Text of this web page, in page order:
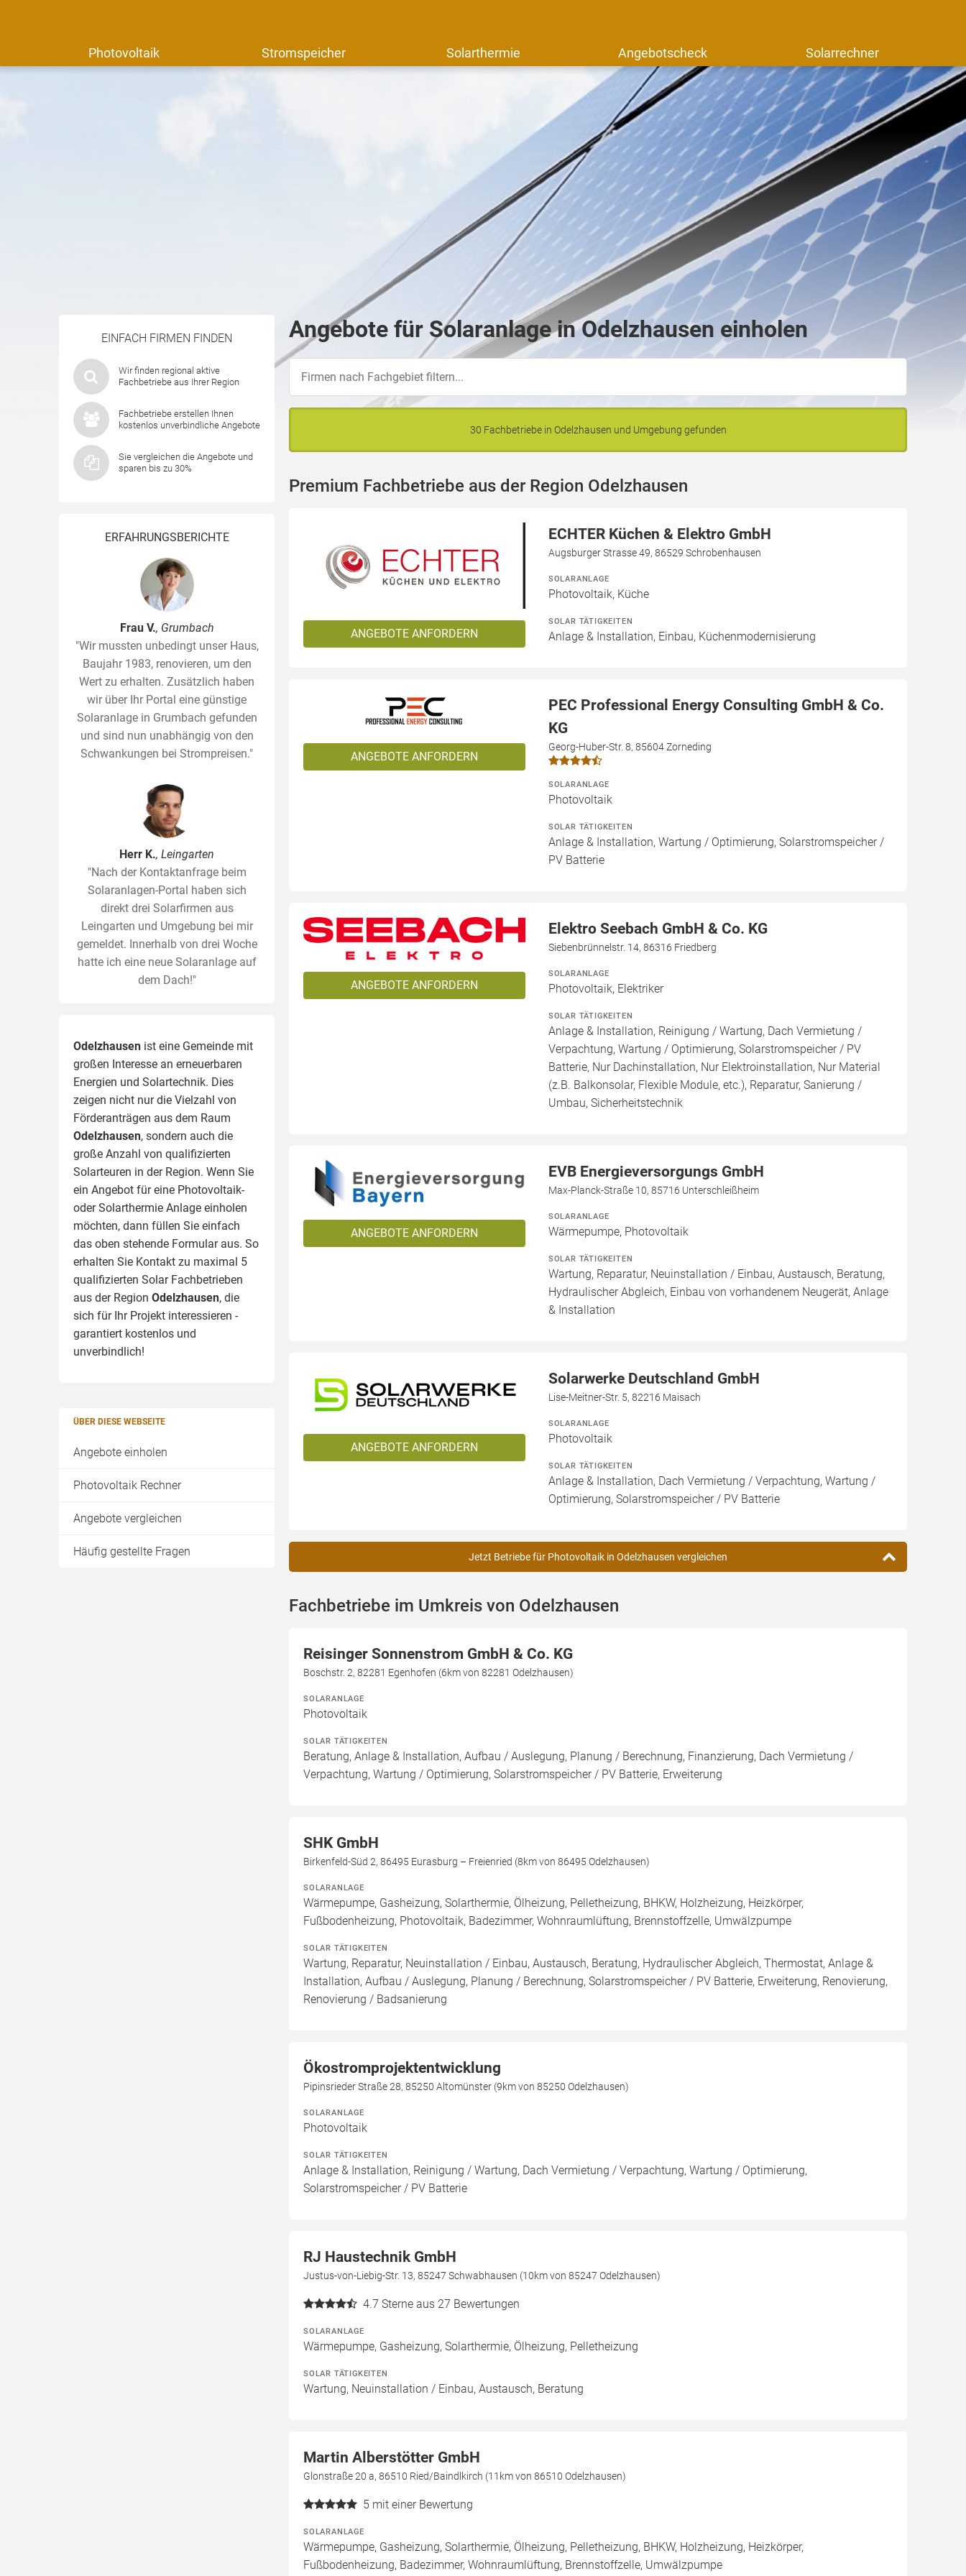
Photovoltaik Stromspeicher Solarthermie Angebotscheck Solarrechner
EINFACH FIRMEN FINDEN
Wir finden regional aktive
Fachbetriebe aus Ihrer Region
Fachbetriebe erstellen Ihnen
kostenlos unverbindliche Angebote
Sie vergleichen die Angebote und
sparen bis zu 30%
ERFAHRUNGSBERICHTE
Frau V., Grumbach
"Wir mussten unbedingt unser Haus,
Baujahr 1983, renovieren, um den
Wert zu erhalten. Zusätzlich haben
wir über Ihr Portal eine günstige
Solaranlage in Grumbach gefunden
und sind nun unabhängig von den
Schwankungen bei Strompreisen."
Herr K., Leingarten
"Nach der Kontaktanfrage beim
Solaranlagen-Portal haben sich
direkt drei Solarfirmen aus
Leingarten und Umgebung bei mir
gemeldet. Innerhalb von drei Woche
hatte ich eine neue Solaranlage auf
dem Dach!"
Odelzhausen ist eine Gemeinde mit
großen Interesse an erneuerbaren
Energien und Solartechnik. Dies
zeigen nicht nur die Vielzahl von
Förderanträgen aus dem Raum
Odelzhausen, sondern auch die
große Anzahl von qualifizierten
Solarteuren in der Region. Wenn Sie
ein Angebot für eine Photovoltaik-
oder Solarthermie Anlage einholen
möchten, dann füllen Sie einfach
das oben stehende Formular aus. So
erhalten Sie Kontakt zu maximal 5
qualifizierten Solar Fachbetrieben
aus der Region Odelzhausen, die
sich für Ihr Projekt interessieren -
garantiert kostenlos und
unverbindlich!
ÜBER DIESE WEBSEITE
Angebote einholen
Photovoltaik Rechner
Angebote vergleichen
Häufig gestellte Fragen
Angebote für Solaranlage in Odelzhausen einholen
30 Fachbetriebe in Odelzhausen und Umgebung gefunden
Premium Fachbetriebe aus der Region Odelzhausen
ANGEBOTE ANFORDERN
ECHTER Küchen & Elektro GmbH
Augsburger Strasse 49, 86529 Schrobenhausen
SOLARANLAGE
Photovoltaik, Küche
SOLAR TÄTIGKEITEN
Anlage & Installation, Einbau, Küchenmodernisierung
ANGEBOTE ANFORDERN
PEC Professional Energy Consulting GmbH & Co.
KG
Georg-Huber-Str. 8, 85604 Zorneding
SOLARANLAGE
Photovoltaik
SOLAR TÄTIGKEITEN
Anlage & Installation, Wartung / Optimierung, Solarstromspeicher /
PV Batterie
ANGEBOTE ANFORDERN
Elektro Seebach GmbH & Co. KG
Siebenbrünnelstr. 14, 86316 Friedberg
SOLARANLAGE
Photovoltaik, Elektriker
SOLAR TÄTIGKEITEN
Anlage & Installation, Reinigung / Wartung, Dach Vermietung /
Verpachtung, Wartung / Optimierung, Solarstromspeicher / PV
Batterie, Nur Dachinstallation, Nur Elektroinstallation, Nur Material
(z.B. Balkonsolar, Flexible Module, etc.), Reparatur, Sanierung /
Umbau, Sicherheitstechnik
ANGEBOTE ANFORDERN
EVB Energieversorgungs GmbH
Max-Planck-Straße 10, 85716 Unterschleißheim
SOLARANLAGE
Wärmepumpe, Photovoltaik
SOLAR TÄTIGKEITEN
Wartung, Reparatur, Neuinstallation / Einbau, Austausch, Beratung,
Hydraulischer Abgleich, Einbau von vorhandenem Neugerät, Anlage
& Installation
ANGEBOTE ANFORDERN
Solarwerke Deutschland GmbH
Lise-Meitner-Str. 5, 82216 Maisach
SOLARANLAGE
Photovoltaik
SOLAR TÄTIGKEITEN
Anlage & Installation, Dach Vermietung / Verpachtung, Wartung /
Optimierung, Solarstromspeicher / PV Batterie
Jetzt Betriebe für Photovoltaik in Odelzhausen vergleichen
Fachbetriebe im Umkreis von Odelzhausen
Reisinger Sonnenstrom GmbH & Co. KG
Boschstr. 2, 82281 Egenhofen (6km von 82281 Odelzhausen)
SOLARANLAGE
Photovoltaik
SOLAR TÄTIGKEITEN
Beratung, Anlage & Installation, Aufbau / Auslegung, Planung / Berechnung, Finanzierung, Dach Vermietung /
Verpachtung, Wartung / Optimierung, Solarstromspeicher / PV Batterie, Erweiterung
SHK GmbH
Birkenfeld-Süd 2, 86495 Eurasburg – Freienried (8km von 86495 Odelzhausen)
SOLARANLAGE
Wärmepumpe, Gasheizung, Solarthermie, Ölheizung, Pelletheizung, BHKW, Holzheizung, Heizkörper,
Fußbodenheizung, Photovoltaik, Badezimmer, Wohnraumlüftung, Brennstoffzelle, Umwälzpumpe
SOLAR TÄTIGKEITEN
Wartung, Reparatur, Neuinstallation / Einbau, Austausch, Beratung, Hydraulischer Abgleich, Thermostat, Anlage &
Installation, Aufbau / Auslegung, Planung / Berechnung, Solarstromspeicher / PV Batterie, Erweiterung, Renovierung,
Renovierung / Badsanierung
Ökostromprojektentwicklung
Pipinsrieder Straße 28, 85250 Altomünster (9km von 85250 Odelzhausen)
SOLARANLAGE
Photovoltaik
SOLAR TÄTIGKEITEN
Anlage & Installation, Reinigung / Wartung, Dach Vermietung / Verpachtung, Wartung / Optimierung,
Solarstromspeicher / PV Batterie
RJ Haustechnik GmbH
Justus-von-Liebig-Str. 13, 85247 Schwabhausen (10km von 85247 Odelzhausen)
4.7 Sterne aus 27 Bewertungen
SOLARANLAGE
Wärmepumpe, Gasheizung, Solarthermie, Ölheizung, Pelletheizung
SOLAR TÄTIGKEITEN
Wartung, Neuinstallation / Einbau, Austausch, Beratung
Martin Alberstötter GmbH
Glonstraße 20 a, 86510 Ried/Baindlkirch (11km von 86510 Odelzhausen)
5 mit einer Bewertung
SOLARANLAGE
Wärmepumpe, Gasheizung, Solarthermie, Ölheizung, Pelletheizung, BHKW, Holzheizung, Heizkörper,
Fußbodenheizung, Badezimmer, Wohnraumlüftung, Brennstoffzelle, Umwälzpumpe